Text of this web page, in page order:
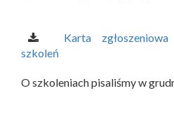
Karta zgłoszeniowa
szkoleń
O szkoleniach pisaliśmy w